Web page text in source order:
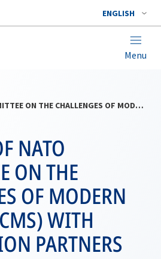
ENGLISH
Menu
MEETING OF NATO COMMITTEE ON THE CHALLENGES OF MODERN SOCIETY (CCMS) WITH COOPERATION PARTNERS
NATO
ON THE
OF MODERN
WITH
PARTNERS